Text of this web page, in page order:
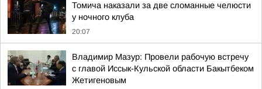
Томича наказали за две сломанные челюсти
у ночного клуба
20:07
Владимир Мазур: Провели рабочую встречу
с главой Иссык-Кульской области Бакытбеком
Жетигеновым